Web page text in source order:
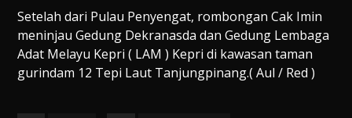
Setelah dari Pulau Penyengat, rombongan Cak Imin
meninjau Gedung Dekranasda dan Gedung Lembaga
Adat Melayu Kepri ( LAM ) Kepri di kawasan taman
gurindam 12 Tepi Laut Tanjungpinang.( Aul / Red )